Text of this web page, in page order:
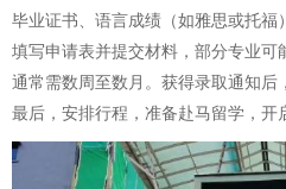
毕业证书、语言成绩（如雅思或托福
填写申请表并提交材料，部分专业可
通常需数周至数月。获得录取通知后
最后，安排行程，准备赴马留学，开